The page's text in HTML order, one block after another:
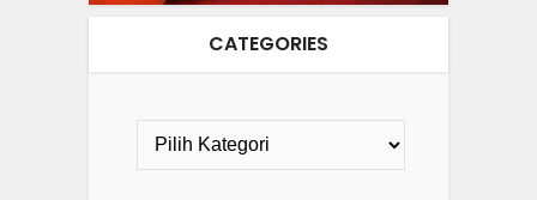
CATEGORIES